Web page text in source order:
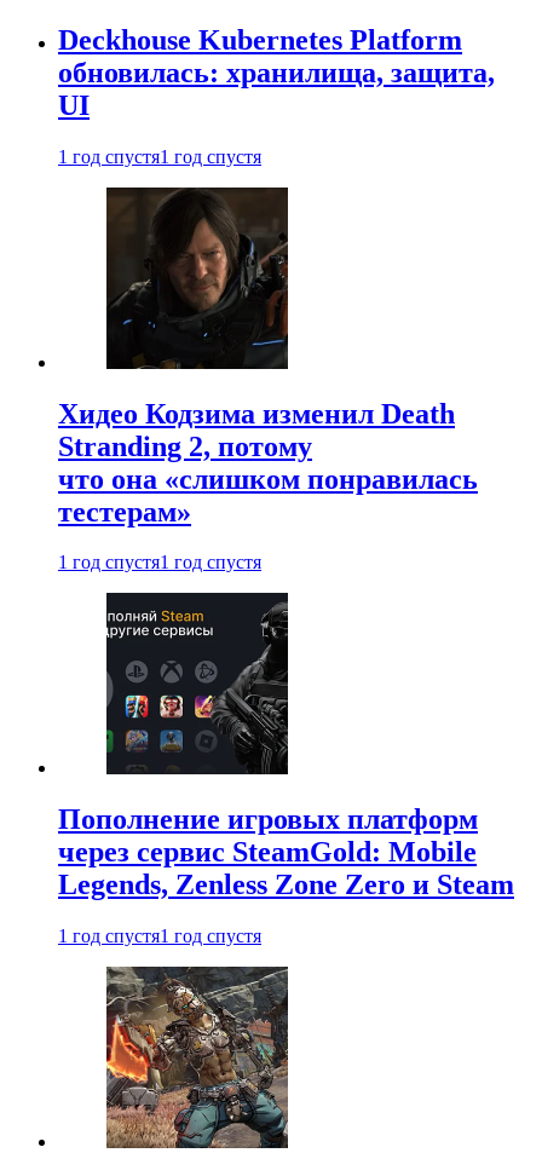
Deckhouse Kubernetes Platform
обновилась: хранилища, защита,
UI
1 год спустя1 год спустя
Хидео Кодзима изменил Death
Stranding 2, потому
что она «слишком понравилась
тестерам»
1 год спустя1 год спустя
Пополнение игровых платформ
через сервис SteamGold: Mobile
Legends, Zenless Zone Zero и Steam
1 год спустя1 год спустя